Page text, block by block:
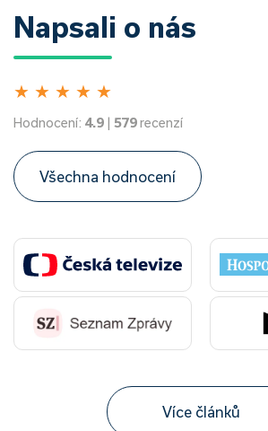
Napsali o nás
★ ★ ★ ★ ★
Hodnocení: 4.9 | 579recenzí
Všechna hodnocení
Více článků